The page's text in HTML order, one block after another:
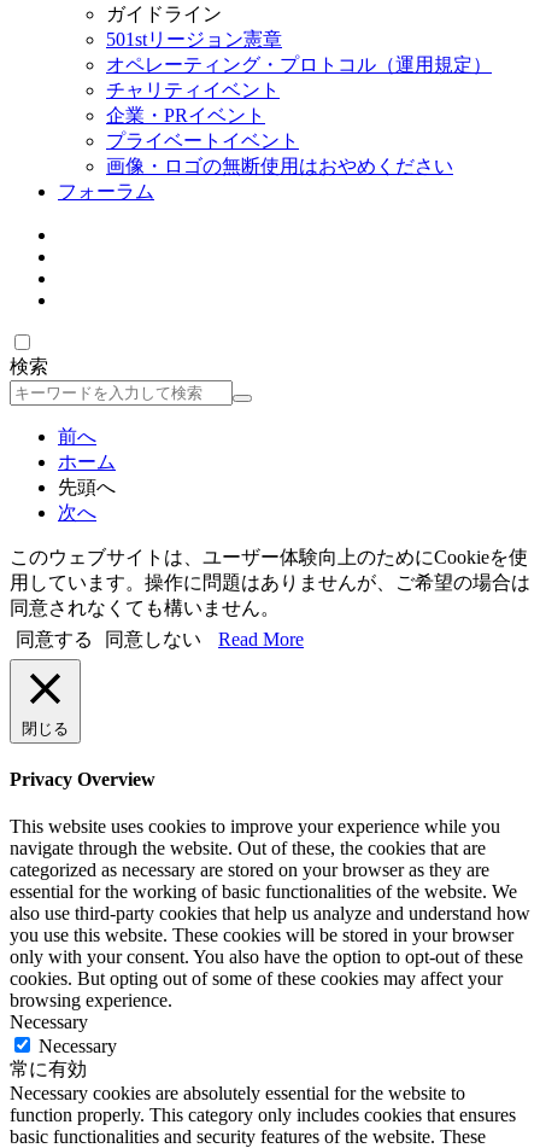
ガイドライン
501stリージョン憲章
オペレーティング・プロトコル（運用規定）
チャリティイベント
企業・PRイベント
プライベートイベント
画像・ロゴの無断使用はおやめください
フォーラム
検索
検
前へ
ホーム
先頭へ
次へ
このウェブサイトは、ユーザー体験向上のためにCookieを使
用しています。操作に問題はありませんが、ご希望の場合は
同意されなくても構いません。
同意する
同意しない Read More
閉じる
Privacy Overview
This website uses cookies to improve your experience while you
navigate through the website. Out of these, the cookies that are
categorized as necessary are stored on your browser as they are
essential for the working of basic functionalities of the website. We
also use third-party cookies that help us analyze and understand how
you use this website. These cookies will be stored in your browser
only with your consent. You also have the option to opt-out of these
cookies. But opting out of some of these cookies may affect your
browsing experience.
Necessary
Necessary
常に有効
Necessary cookies are absolutely essential for the website to
function properly. This category only includes cookies that ensures
basic functionalities and security features of the website. These